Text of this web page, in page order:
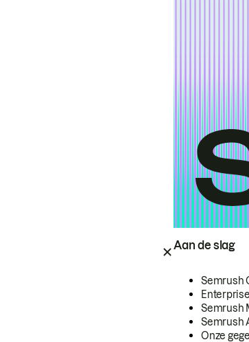
Aan de slag
Semrush
Enterprise
Semrush
Semrush
Onze